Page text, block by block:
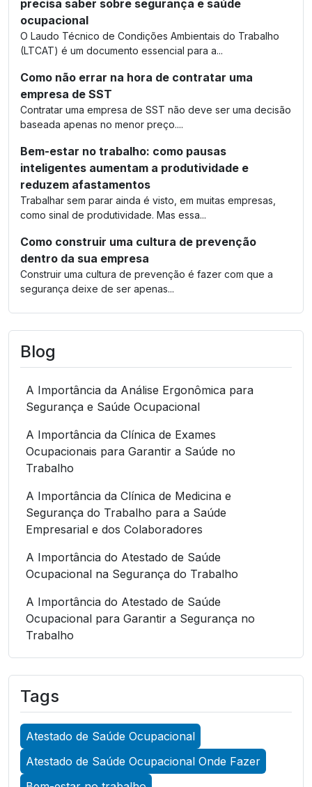
precisa saber sobre segurança e saúde
ocupacional
O Laudo Técnico de Condições Ambientais do Trabalho
(LTCAT) é um documento essencial para a...
Como não errar na hora de contratar uma
empresa de SST
Contratar uma empresa de SST não deve ser uma decisão
baseada apenas no menor preço....
Bem-estar no trabalho: como pausas
inteligentes aumentam a produtividade e
reduzem afastamentos
Trabalhar sem parar ainda é visto, em muitas empresas,
como sinal de produtividade. Mas essa...
Como construir uma cultura de prevenção
dentro da sua empresa
Construir uma cultura de prevenção é fazer com que a
segurança deixe de ser apenas...
Blog
A Importância da Análise Ergonômica para
Segurança e Saúde Ocupacional
A Importância da Clínica de Exames
Ocupacionais para Garantir a Saúde no
Trabalho
A Importância da Clínica de Medicina e
Segurança do Trabalho para a Saúde
Empresarial e dos Colaboradores
A Importância do Atestado de Saúde
Ocupacional na Segurança do Trabalho
A Importância do Atestado de Saúde
Ocupacional para Garantir a Segurança no
Trabalho
A Importância do Atestado de Saúde
Ocupacional para Garantir a Segurança no
Trabalho
A Importância do Atestado de Saúde
Ocupacional para Promover a Segurança no
Trabalho
Tags
Atestado de Saúde Ocupacional
Atestado de Saúde Ocupacional Onde Fazer